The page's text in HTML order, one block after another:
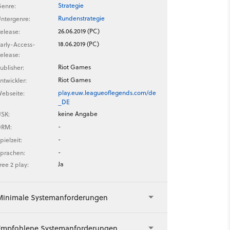
Strategie
Rundenstrategie
26.06.2019 (PC)
Access-
18.06.2019 (PC)
Riot Games
Riot Games
play.euw.leagueoflegends.com/de
_DE
keine Angabe
-
-
-
2 play:
Ja
Systemanforderungen